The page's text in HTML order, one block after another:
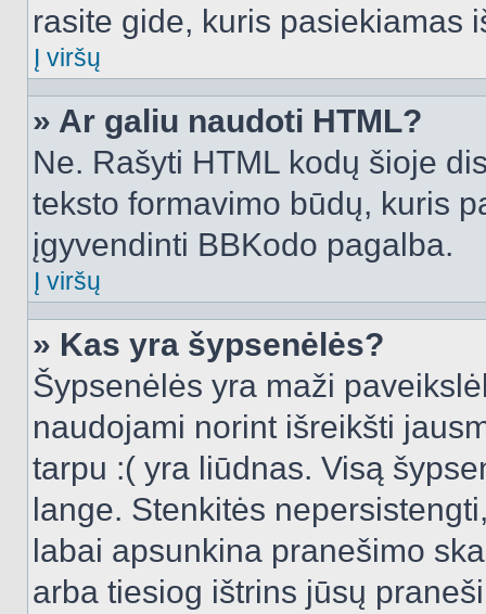
rasite gide, kuris pasiekiamas
Į viršų
» Ar galiu naudoti HTML?
Ne. Rašyti HTML kodų šioje
teksto formavimo būdų, kuris
įgyvendinti BBKodo pagalba.
Į viršų
» Kas yra šypsenėlės?
Šypsenėlės yra maži
naudojami norint išreikšti
tarpu :( yra liūdnas. Visą
lange. Stenkitės
labai apsunkina pranešimo
arba tiesiog ištrins jūsų